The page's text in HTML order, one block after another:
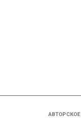
АВТОРСКОЕ